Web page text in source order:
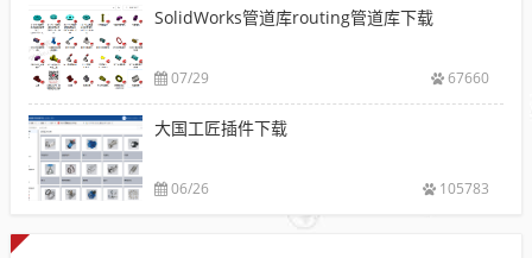
SolidWorks管道库routing管道库下载
07/29 67660
大国工匠插件下载
06/26 105783